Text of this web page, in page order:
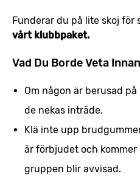
Funderar du på lite skoj för
vårt klubbpaket.
Vad Du Borde Veta
Om någon är berusad
de nekas inträde.
Klä inte upp
är förbjudet och
gruppen blir avvisad.